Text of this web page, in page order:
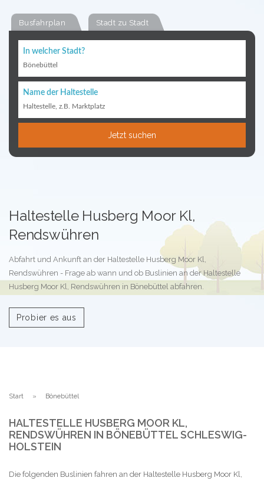
Busfahrplan Stadt zu Stadt
In welcher Stadt?
Bönebüttel
Name der Haltestelle
Haltestelle, z.B. Marktplatz
Jetzt suchen
Haltestelle Husberg Moor Kl,
Rendswühren
Abfahrt und Ankunft an der Haltestelle Husberg Moor Kl,
Rendswühren - Frage ab wann und ob Buslinien an der Haltestelle
Husberg Moor Kl, Rendswühren in Bönebüttel abfahren.
Probier es aus
Start Bönebüttel
HALTESTELLE HUSBERG MOOR KL,
RENDSWÜHREN IN BÖNEBÜTTEL SCHLESWIG-
HOLSTEIN
Die folgenden Buslinien fahren an der Haltestelle Husberg Moor Kl,